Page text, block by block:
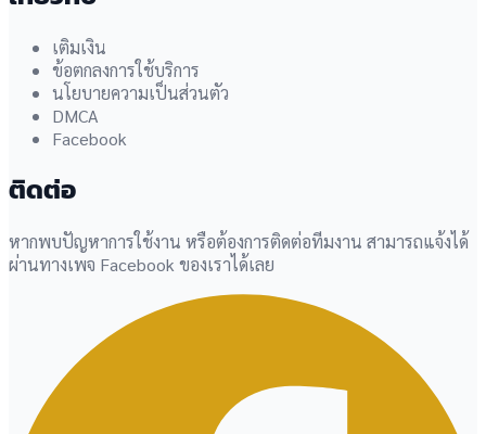
เติมเงิน
ข้อตกลงการใช้บริการ
นโยบายความเป็นส่วนตัว
DMCA
Facebook
ติดต่อ
หากพบปัญหาการใช้งาน หรือต้องการติดต่อทีมงาน สามารถแจ้งได้
ผ่านทางเพจ Facebook ของเราได้เลย